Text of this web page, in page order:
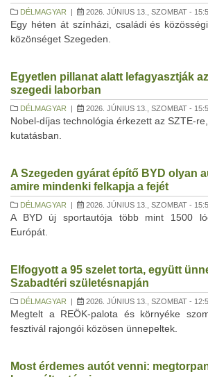
DÉLMAGYAR | 2026. JÚNIUS 13., SZOMBAT -
Egy héten át színházi, családi és
közönséget Szegeden.
Egyetlen pillanat alatt lefagyasztják
szegedi laborban
DÉLMAGYAR | 2026. JÚNIUS 13., SZOMBAT -
Nobel-díjas technológia érkezett az SZTE-
kutatásban.
A Szegeden gyárat építő BYD olyan
amire mindenki felkapja a fejét
DÉLMAGYAR | 2026. JÚNIUS 13., SZOMBAT -
A BYD új sportautója több mint 1500
Európát.
Elfogyott a 95 szelet torta, együtt
Szabadtéri születésnapján
DÉLMAGYAR | 2026. JÚNIUS 13., SZOMBAT -
Megtelt a REÖK-palota és környéke
fesztivál rajongói közösen ünnepeltek.
Most érdemes autót venni: